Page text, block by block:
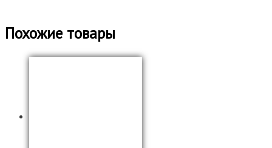
Похожие товары